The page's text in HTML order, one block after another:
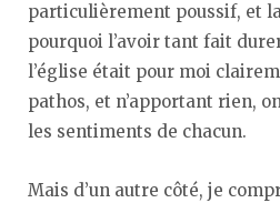
particulièrement poussif, et
pourquoi l’avoir tant fait
l’église était pour moi
pathos, et n’apportant rien,
les sentiments de chacun.
Mais d’un autre côté, je